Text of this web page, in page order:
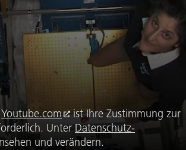
Youtube.com
ist Ihre Zustimmung zur
UnterDatenschutz-
und verändern.